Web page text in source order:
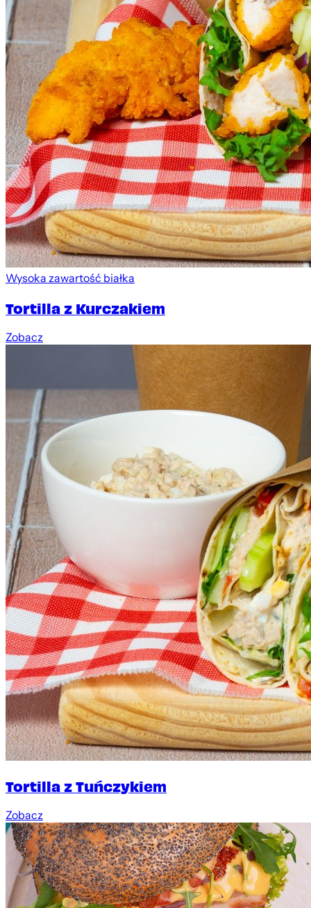
Wysoka zawartość białka
Tortilla z Kurczakiem
Zobacz
Tortilla z Tuńczykiem
Zobacz